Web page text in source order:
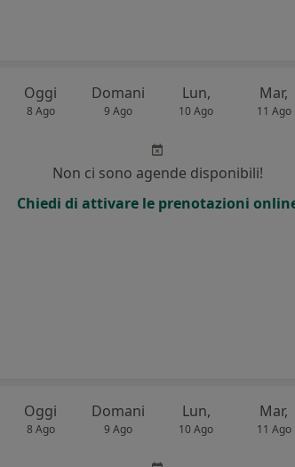
Oggi
8 Ago
Domani
9 Ago
Lun,
10 Ago
Mar,
11 Ago
Non ci sono agende disponibili!
Chiedi di attivare le prenotazioni
Oggi
8 Ago
Domani
9 Ago
Lun,
10 Ago
Mar,
11 Ago